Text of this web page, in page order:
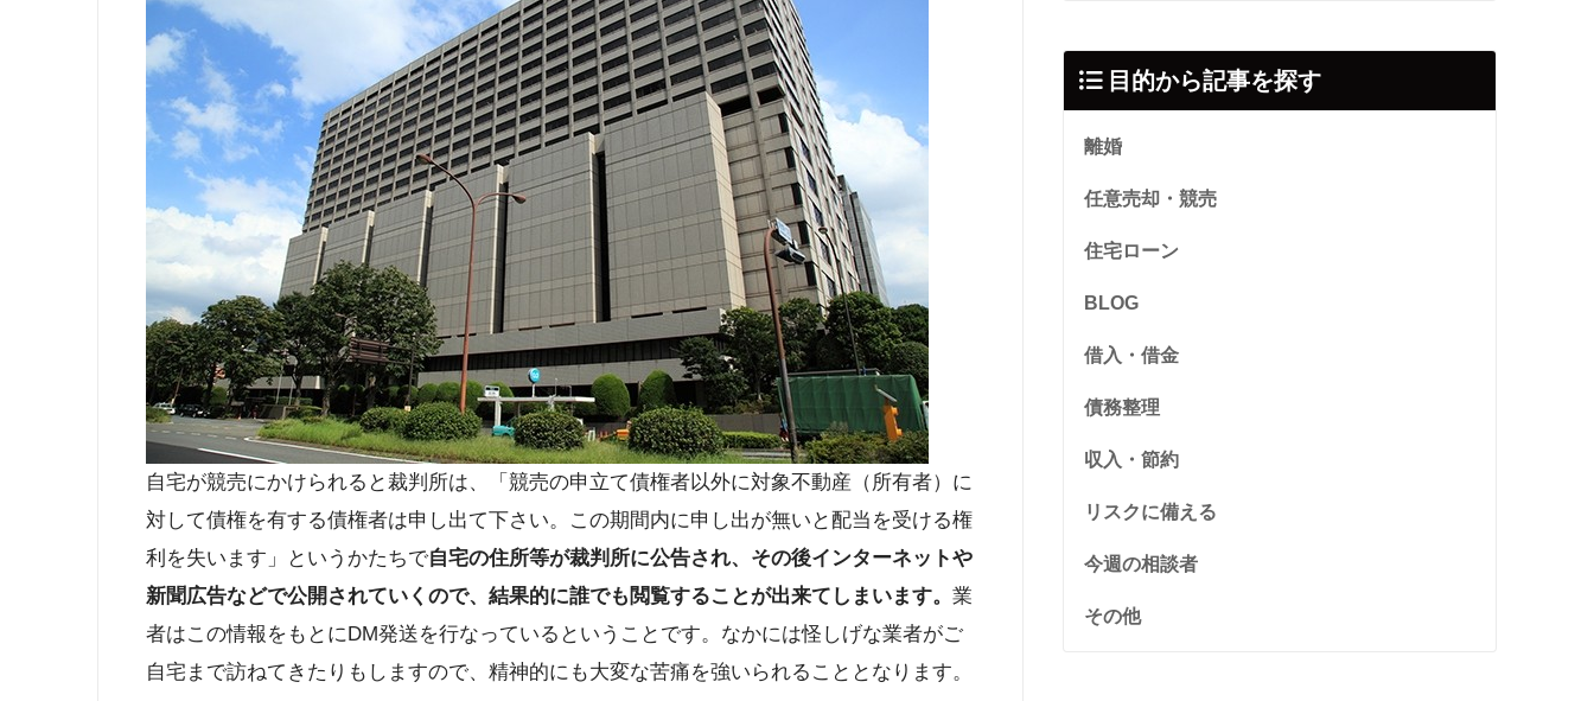
自宅が競売にかけられると裁判所は、「競売の申立て債権者以外に対象不動産（所有者）に
対して債権を有する債権者は申し出て下さい。この期間内に申し出が無いと配当を受ける権
利を失います」というかたちで自宅の住所等が裁判所に公告され、その後インターネットや
新聞広告などで公開されていくので、結果的に誰でも閲覧することが出来てしまいます。 業
者はこの情報をもとにDM発送を行なっているということです。なかには怪しげな業者がご
自宅まで訪ねてきたりもしますので、精神的にも大変な苦痛を強いられることとなります。
目的から記事を探す
離婚
任意売却・競売
住宅ローン
BLOG
借入・借金
債務整理
収入・節約
リスクに備える
今週の相談者
その他